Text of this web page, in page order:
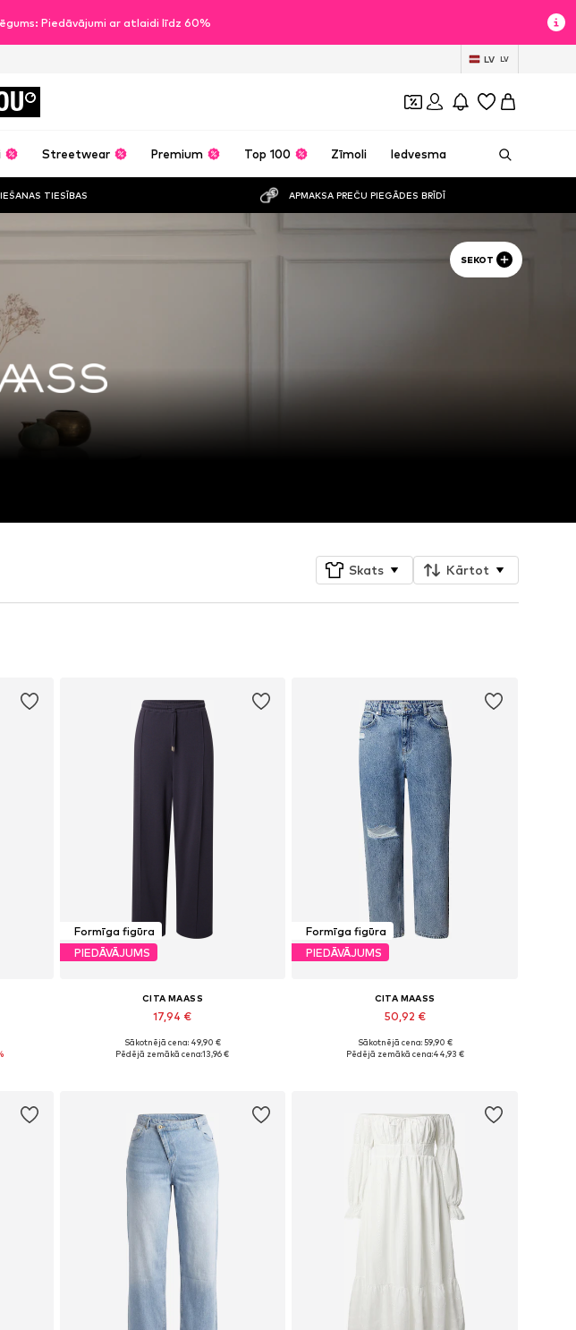
Piedāvājumi ar atlaidi līdz 60%
LV LV
Streetwear Premium Top 100 Zīmoli Iedvesma
TIESĪBAS APMAKSA PREČU PIEGĀDES BRĪDĪ
SEKOT
Skats Kārtot
Formīga figūra
PIEDĀVĀJUMS
CITA MAASS
17,94 €
Pieejamie izmēri: 42, 44, 46, 48, 52
Sākotnējā cena: 49,90 €
Pēdējā zemākā cena:13,96 €
Formīga figūra
PIEDĀVĀJUMS
CITA MAASS
50,92 €
Pieejamie izmēri: 32-34, 34, 35-36
Sākotnējā cena: 59,90 €
Pēdējā zemākā cena:44,93 €